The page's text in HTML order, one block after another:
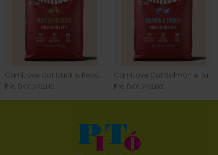
CarniLove Cat Duck & Peasant
Fra DKK 249,00
CarniLove Cat Salmon & Turkey
Fra DKK 249,00